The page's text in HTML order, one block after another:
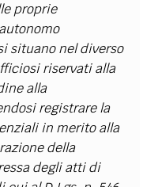
proprie
situano nel diverso
riservati alla
alla
registrare la
in merito alla
della
degli atti di